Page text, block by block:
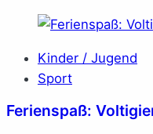
Kinder / Jugend
Sport
Ferienspaß: